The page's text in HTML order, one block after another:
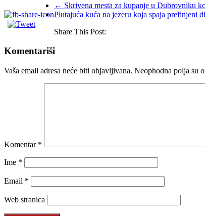
← Skrivena mesta za kupanje u Dubrovniku
Plutajuća kuća na jezeru koja spaja prefinjeni
Share This Post:
Komentariši
Vaša email adresa neće biti objavljivana. Neophodna polja su
Komentar *
Ime *
Email *
Web stranica